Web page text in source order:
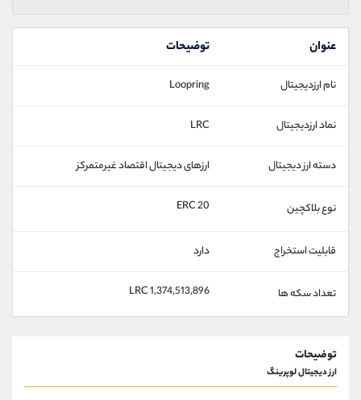
عنوان توضیحات
نام ارزدیجیتال Loopring
نماد ارزدیجیتال LRC
دسته ارز دیجیتال ارزهای دیجیتال اقتصاد غیرمتمرکز
نوع بلاکچین ERC 20
قابلیت استخراج دارد
تعداد سکه ها 1,374,513,896 LRC
توضیحات
ارز دیجیتال لوپرینگ